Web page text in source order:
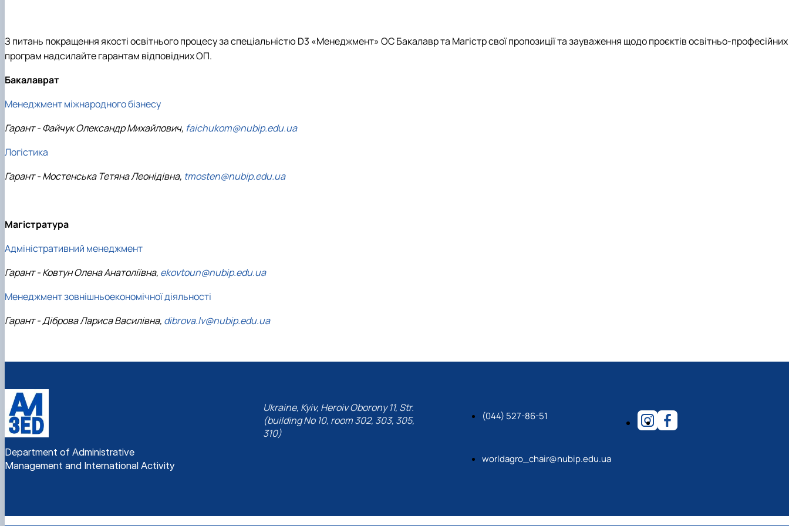
З питань покращення якості освітнього процесу за спеціальністю D3 «Менеджмент» ОС Бакалавр та Магістр свої пропозиції та зауваження щодо проєктів освітньо-професійних
програм надсилайте гарантам відповідних ОП.
Бакалаврат
Менеджмент міжнародного бізнесу
Гарант - Файчук Олександр Михайлович, faichukom@nubip.edu.ua
Логістика
Гарант - Мостенська Тетяна Леонідівна, tmosten@nubip.edu.ua
Магістратура
Адміністративний менеджмент
Гарант - Ковтун Олена Анатоліївна, ekovtoun@nubip.edu.ua
Менеджмент зовнішньоекономічної діяльності
Гарант - Діброва Лариса Василівна, dibrova.lv@nubip.edu.ua
Department of Administrative
Management and International Activity
Ukraine, Kyiv, Heroiv Oborony 11, Str.
(building No 10, room 302, 303, 305,
310)
(044) 527-86-51
worldagro_chair@nubip.edu.ua